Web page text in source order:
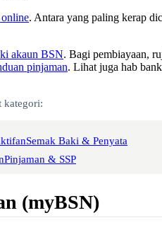
. Antara yang paling kerap
akaun BSN. Bagi pembiayaan,
pinjaman. Lihat juga hab
kategori:
Semak Baki & Penyata
Pinjaman & SSP
(myBSN)